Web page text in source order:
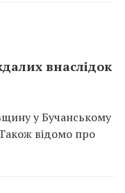
внаслідок
у Бучанському
відомо про